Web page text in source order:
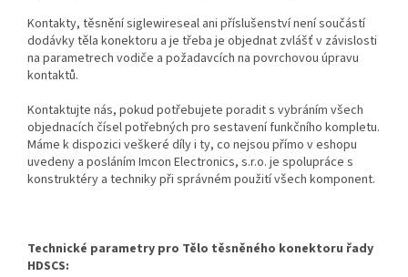
Kontakty, těsnění siglewireseal ani příslušenství není součástí
dodávky těla konektoru a je třeba je objednat zvlášť v závislosti
na parametrech vodiče a požadavcích na povrchovou úpravu
kontaktů.
Kontaktujte nás, pokud potřebujete poradit s vybráním všech
objednacích čísel potřebných pro sestavení funkčního kompletu.
Máme k dispozici veškeré díly i ty, co nejsou přímo v eshopu
uvedeny a posláním Imcon Electronics, s.r.o. je spolupráce s
konstruktéry a techniky při správném použití všech komponent.
Technické parametry pro Tělo těsněného konektoru řady
HDSCS: